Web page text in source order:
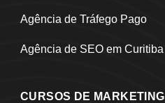
Agência de Tráfego Pago
Agência de SEO em Curitiba
CURSOS DE MARKETING